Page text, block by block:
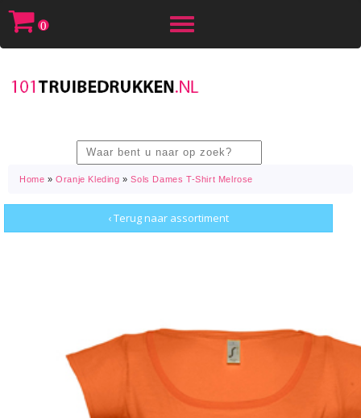
Toggle
0
Home »Oranje Kleding »Sols Dames T-Shirt Melrose
‹ Terug naar assortiment